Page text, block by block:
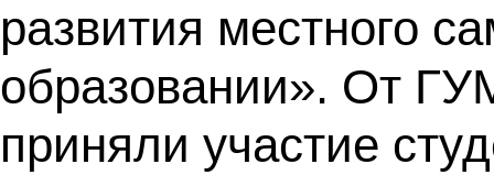
развития местного
образовании». От
приняли участие